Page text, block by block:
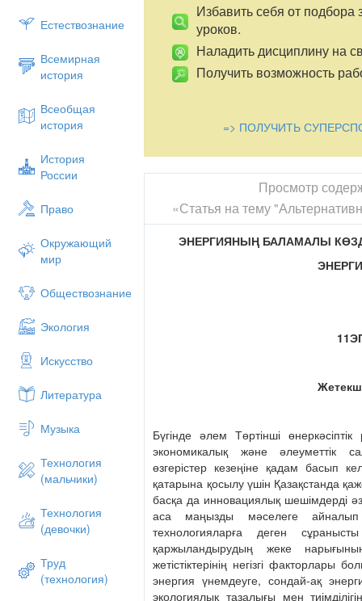
Естествознание
Всемирная
история
Всеобщая
история
История
России
Право
Окружающий
мир
Обществознание
Экология
Искусство
Литература
Музыка
Технология
(мальчики)
Технология
(девочки)
Труд
(технология)
Избавить себя от подбора
уроков.
Наладить дисциплину на
Получить возможность
=> ПОЛУЧИТЬ
Просмотр
«Статья на тему
ЭНЕРГИЯНЫҢ БАЛАМАЛЫ
Бүгінде әлем Төртінші
экономикалық және әлеуметтік
өзгерістер кезеңіне қадам басып
қатарына қосылу үшін Қазақстанда
басқа да инновациялық шешімдерді
аса маңызды мәселеге
технологияларға деген
қаржыландырудың жеке
жетістіктерінің негізгі факторлары
энергия үнемдеуге, сондай-ақ
экологиялық тазалығы мен